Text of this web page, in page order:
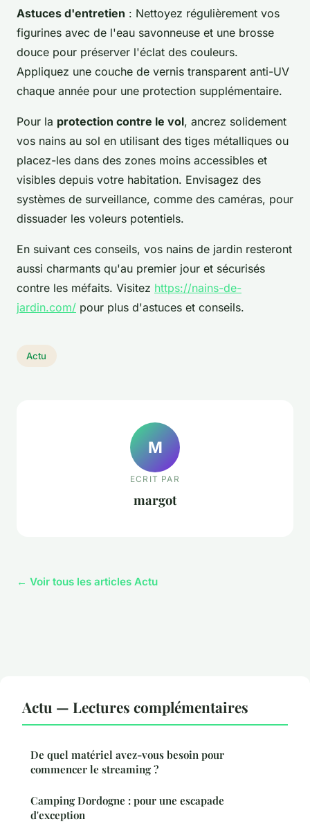
Astuces d'entretien : Nettoyez régulièrement vos
figurines avec de l'eau savonneuse et une brosse
douce pour préserver l'éclat des couleurs.
Appliquez une couche de vernis transparent anti-UV
chaque année pour une protection supplémentaire.
Pour la protection contre le vol, ancrez solidement
vos nains au sol en utilisant des tiges métalliques ou
placez-les dans des zones moins accessibles et
visibles depuis votre habitation. Envisagez des
systèmes de surveillance, comme des caméras, pour
dissuader les voleurs potentiels.
En suivant ces conseils, vos nains de jardin resteront
aussi charmants qu'au premier jour et sécurisés
contre les méfaits. Visitez https://nains-de-
jardin.com/ pour plus d'astuces et conseils.
Actu
M
ECRIT PAR
margot
← Voir tous les articles Actu
Actu — Lectures complémentaires
De quel matériel avez-vous besoin pour
commencer le streaming ?
Camping Dordogne : pour une escapade
d'exception